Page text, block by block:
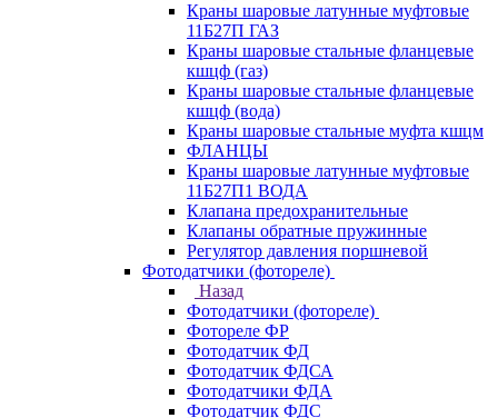
Краны шаровые латунные муфтовые
11Б27П ГАЗ
Краны шаровые стальные фланцевые
кшцф (газ)
Краны шаровые стальные фланцевые
кшцф (вода)
Краны шаровые стальные муфта кшцм
ФЛАНЦЫ
Краны шаровые латунные муфтовые
11Б27П1 ВОДА
Клапана предохранительные
Клапаны обратные пружинные
Регулятор давления поршневой
Фотодатчики (фотореле)
Назад
Фотодатчики (фотореле)
Фотореле ФР
Фотодатчик ФД
Фотодатчик ФДСА
Фотодатчики ФДА
Фотодатчик ФДС